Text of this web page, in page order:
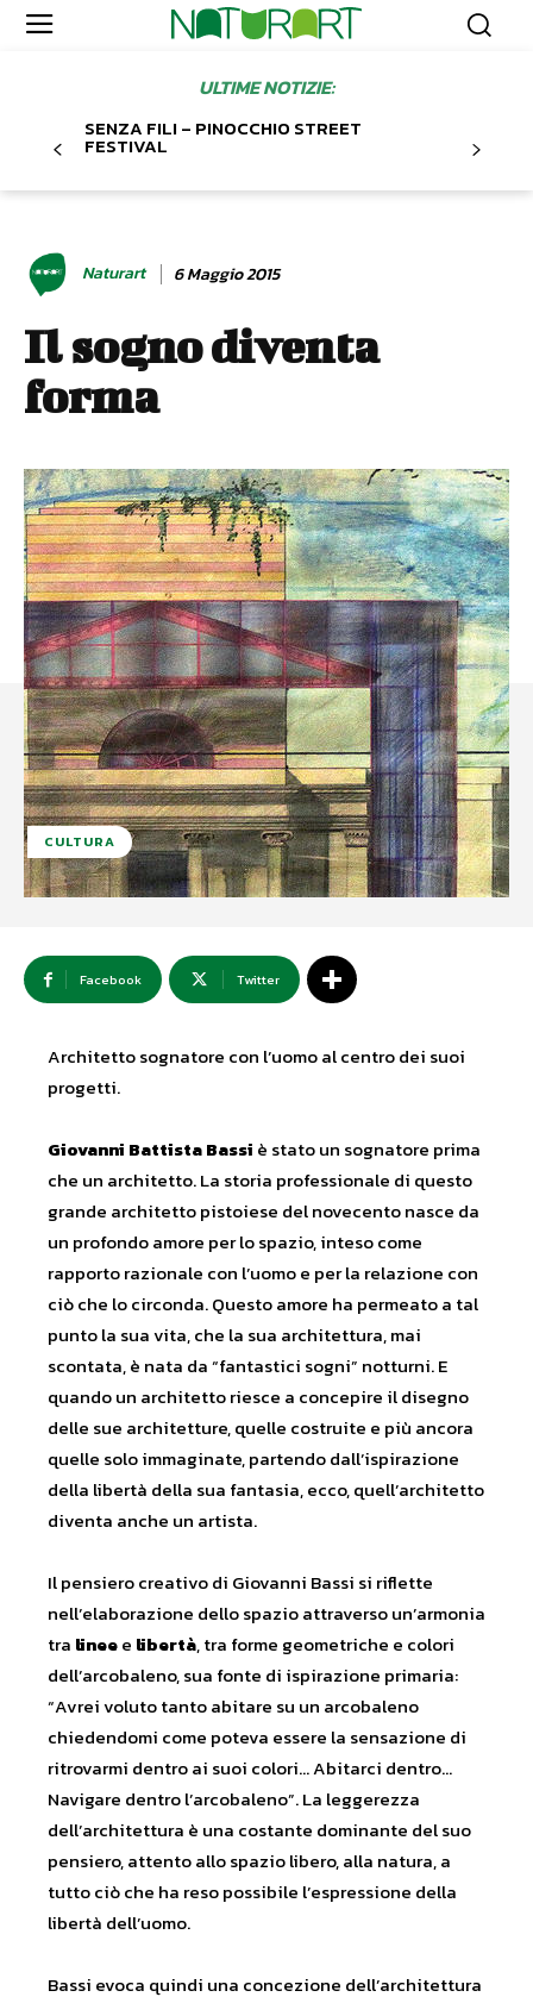
ULTIME NOTIZIE:
SENZA FILI – PINOCCHIO STREET
FESTIVAL
Naturart 6 Maggio 2015
Il sogno diventa
forma
CULTURA
Facebook Twitter
Architetto sognatore con l’uomo al centro dei suoi
progetti.
Giovanni Battista Bassi è stato un sognatore prima
che un architetto. La storia professionale di questo
grande architetto pistoiese del novecento nasce da
un profondo amore per lo spazio, inteso come
rapporto razionale con l’uomo e per la relazione con
ciò che lo circonda. Questo amore ha permeato a tal
punto la sua vita, che la sua architettura, mai
scontata, è nata da “fantastici sogni” notturni. E
quando un architetto riesce a concepire il disegno
delle sue architetture, quelle costruite e più ancora
quelle solo immaginate, partendo dall’ispirazione
della libertà della sua fantasia, ecco, quell’architetto
diventa anche un artista.
Il pensiero creativo di Giovanni Bassi si riflette
nell’elaborazione dello spazio attraverso un’armonia
tra lineee libertà, tra forme geometriche e colori
dell’arcobaleno, sua fonte di ispirazione primaria:
“Avrei voluto tanto abitare su un arcobaleno
chiedendomi come poteva essere la sensazione di
ritrovarmi dentro ai suoi colori… Abitarci dentro…
Navigare dentro l’arcobaleno”. La leggerezza
dell’architettura è una costante dominante del suo
pensiero, attento allo spazio libero, alla natura, a
tutto ciò che ha reso possibile l’espressione della
libertà dell’uomo.
Bassi evoca quindi una concezione dell’architettura